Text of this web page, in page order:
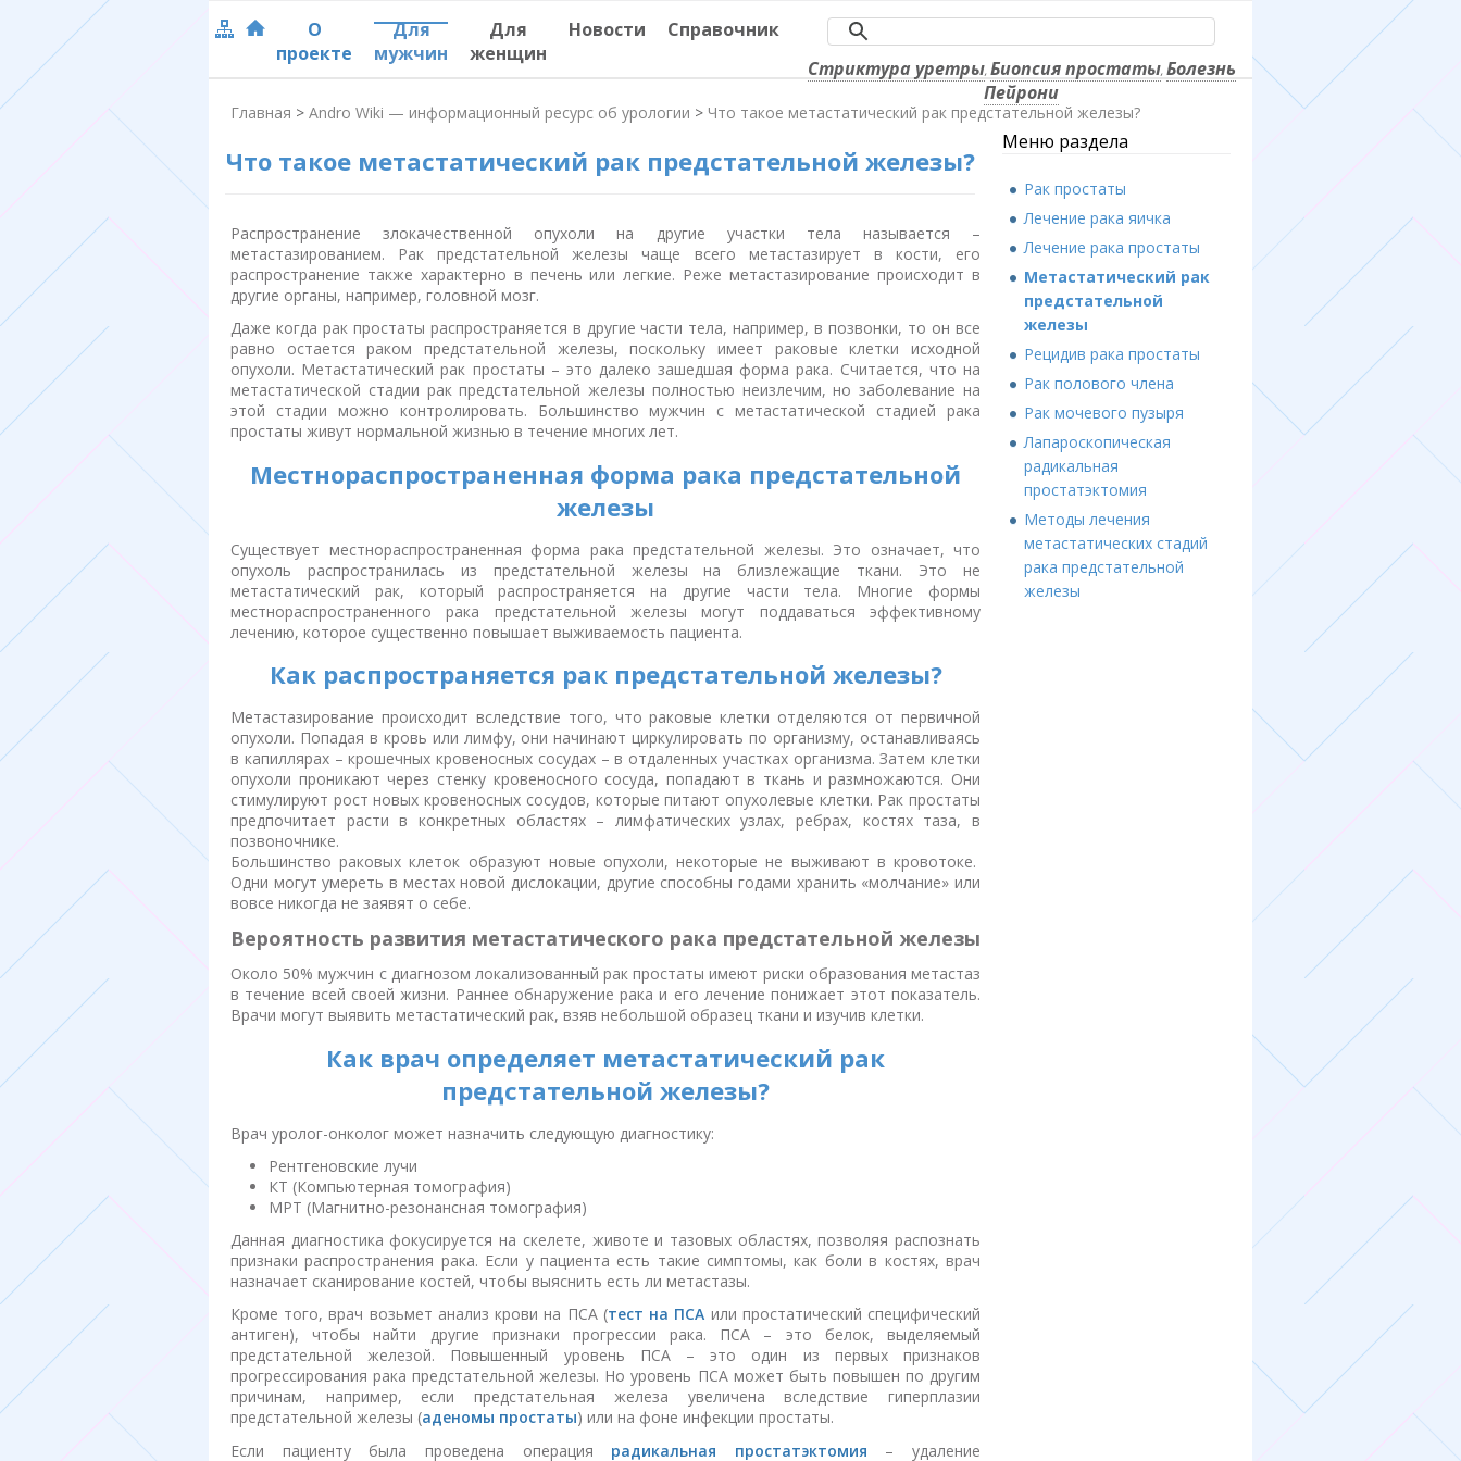
О
проекте
Для
мужчин
Для
женщин
Новости
Справочник
Стриктура уретры, Биопсия простаты, Болезнь
Пейрони
Главная > Andro Wiki — информационный ресурс об урологии > Что такое метастатический рак предстательной железы?
Что такое метастатический рак предстательной железы?
Распространение злокачественной опухоли на другие участки тела называется –
метастазированием. Рак предстательной железы чаще всего метастазирует в кости, его
распространение также характерно в печень или легкие. Реже метастазирование происходит в
другие органы, например, головной мозг.
Даже когда рак простаты распространяется в другие части тела, например, в позвонки, то он все
равно остается раком предстательной железы, поскольку имеет раковые клетки исходной
опухоли. Метастатический рак простаты – это далеко зашедшая форма рака. Считается, что на
метастатической стадии рак предстательной железы полностью неизлечим, но заболевание на
этой стадии можно контролировать. Большинство мужчин с метастатической стадией рака
простаты живут нормальной жизнью в течение многих лет.
Местнораспространенная форма рака предстательной
железы
Существует местнораспространенная форма рака предстательной железы. Это означает, что
опухоль распространилась из предстательной железы на близлежащие ткани. Это не
метастатический рак, который распространяется на другие части тела. Многие формы
местнораспространенного рака предстательной железы могут поддаваться эффективному
лечению, которое существенно повышает выживаемость пациента.
Как распространяется рак предстательной железы?
Метастазирование происходит вследствие того, что раковые клетки отделяются от первичной
опухоли. Попадая в кровь или лимфу, они начинают циркулировать по организму, останавливаясь
в капиллярах – крошечных кровеносных сосудах – в отдаленных участках организма. Затем клетки
опухоли проникают через стенку кровеносного сосуда, попадают в ткань и размножаются. Они
стимулируют рост новых кровеносных сосудов, которые питают опухолевые клетки. Рак простаты
предпочитает расти в конкретных областях – лимфатических узлах, ребрах, костях таза, в
позвоночнике.
Большинство раковых клеток образуют новые опухоли, некоторые не выживают в кровотоке.
Одни могут умереть в местах новой дислокации, другие способны годами хранить «молчание» или
вовсе никогда не заявят о себе.
Вероятность развития метастатического рака предстательной железы
Около 50% мужчин с диагнозом локализованный рак простаты имеют риски образования метастаз
в течение всей своей жизни. Раннее обнаружение рака и его лечение понижает этот показатель.
Врачи могут выявить метастатический рак, взяв небольшой образец ткани и изучив клетки.
Как врач определяет метастатический рак
предстательной железы?
Врач уролог-онколог может назначить следующую диагностику:
Рентгеновские лучи
КТ (Компьютерная томография)
МРТ (Магнитно-резонансная томография)
Данная диагностика фокусируется на скелете, животе и тазовых областях, позволяя распознать
признаки распространения рака. Если у пациента есть такие симптомы, как боли в костях, врач
назначает сканирование костей, чтобы выяснить есть ли метастазы.
Кроме того, врач возьмет анализ крови на ПСА (тест на ПСА или простатический специфический
антиген), чтобы найти другие признаки прогрессии рака. ПСА – это белок, выделяемый
предстательной железой. Повышенный уровень ПСА – это один из первых признаков
прогрессирования рака предстательной железы. Но уровень ПСА может быть повышен по другим
причинам, например, если предстательная железа увеличена вследствие гиперплазии
предстательной железы (аденомы простаты) или на фоне инфекции простаты.
Если пациенту была проведена операция радикальная простатэктомия – удаление
Меню раздела
Рак простаты
Лечение рака яичка
Лечение рака простаты
Метастатический рак
предстательной
железы
Рецидив рака простаты
Рак полового члена
Рак мочевого пузыря
Лапароскопическая
радикальная
простатэктомия
Методы лечения
метастатических стадий
рака предстательной
железы